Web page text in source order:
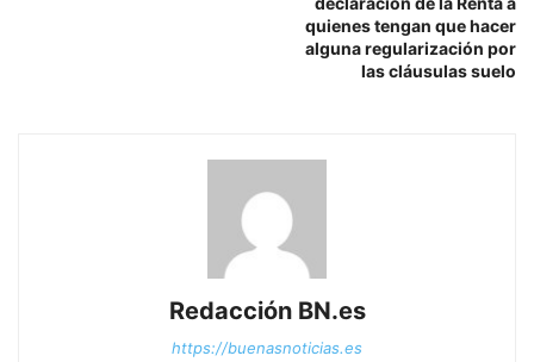
quienes tengan que hacer
alguna regularización por
las cláusulas suelo
Redacción BN.es
https://buenasnoticias.es